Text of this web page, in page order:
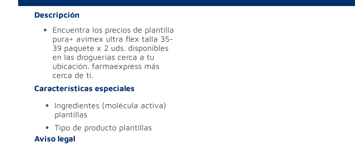
Descripción
encuentra los precios de plantilla
pura+ avimex ultra flex talla 35-
39 paquete x 2 uds. disponibles
en las droguerías cerca a tu
ubicación. farmaexpress más
cerca de ti.
Características especiales
ingredientes (molécula activa)
plantillas
tipo de producto plantillas
Aviso legal